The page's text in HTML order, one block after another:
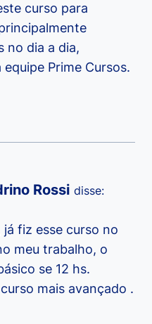
curso para
no dia a dia,
Prime Cursos.
Rossi disse:
fiz esse curso no
meu trabalho, o
se 12 hs.
mais avançado .